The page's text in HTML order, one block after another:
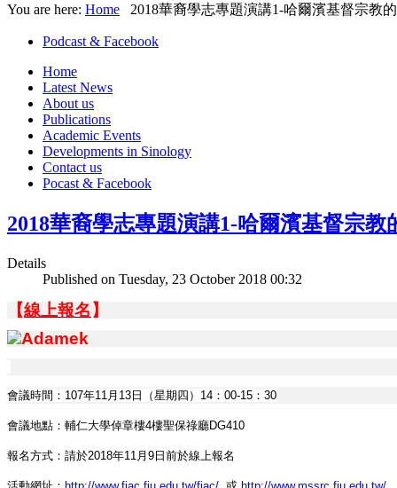
You are here: Home 2018華裔學志專題演講1-哈爾濱基督宗教
Podcast & Facebook
Home
Latest News
About us
Publications
Academic Events
Developments in Sinology
Contact us
Pocast & Facebook
2018華裔學志專題演講1-哈爾濱基督宗教
Details
Published on Tuesday, 23 October 2018 00:32
【線上報名 】
會議時間：107年11月13日（星期四）14：00-15：30
會議地點：輔仁大學倬章樓4樓聖保祿廳DG410
報名方式：請於2018年11月9日前於線上報名